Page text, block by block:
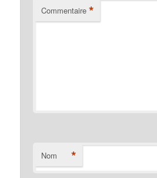
Commentaire *
Nom *